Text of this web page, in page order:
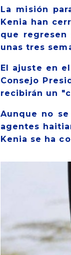
La misión
Kenia han
que
unas tres
El ajuste en
Consejo
recibirán un
Aunque no
agentes
Kenia se ha